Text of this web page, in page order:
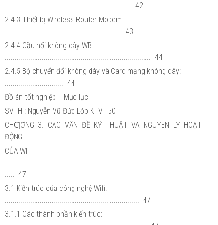
................................................................. 42
2.4.3 Thiết bị Wireless Router Modem:
............................................................ 43
2.4.4 Cầu nối không dây WB:
........................................................................... 44
2.4.5 Bộ chuyển đổi không dây và Card mạng không dây:
.............................. 44
Đồ án tốt nghiệp Mục lục
SVTH : Nguyễn Vũ Đức Lớp KTVT-50
CHƢƠNG 3. CÁC VẤN ĐỀ KỸ THUẬT VÀ NGUYÊN LÝ HOẠT
ĐỘNG
CỦA WIFI
..... 47
3.1 Kiến trúc của công nghệ Wifi:
..................................................................... 47
3.1.1 Các thành phần kiến trúc: